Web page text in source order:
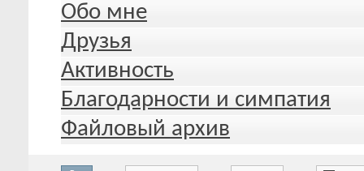
Обо мне
Друзья
Активность
Благодарности и симпатия
Файловый архив